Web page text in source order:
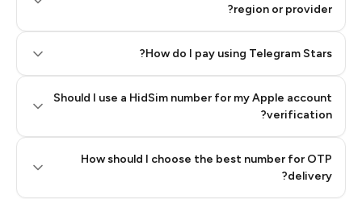
region or provider?
How do I pay using Telegram Stars?
Step 3: Pay our bot with Stars
Should I use a HidSim number for my Apple account
verification?
How should I choose the best number for OTP
delivery?
Quality High To Low
Price High To